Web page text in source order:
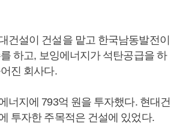
건설이 건설을 맡고 한국남동발전이
하고, 보잉에너지가 석탄공급을 하
진 회사다.
너지에 793억 원을 투자했다. 현대건
투자한 주목적은 건설에 있었다.